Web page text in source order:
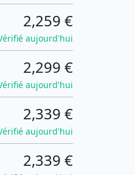
2,259 €
aujourd'hui
2,299 €
aujourd'hui
2,339 €
aujourd'hui
2,339 €